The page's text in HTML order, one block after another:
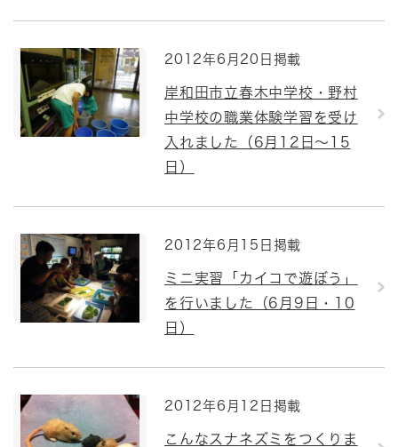
2012年6月20日掲載
岸和田市立春木中学校・野村
中学校の職業体験学習を受け
入れました（6月12日～15
日）
2012年6月15日掲載
ミニ実習「カイコで遊ぼう」
を行いました（6月9日・10
日）
2012年6月12日掲載
こんなスナネズミをつくりま